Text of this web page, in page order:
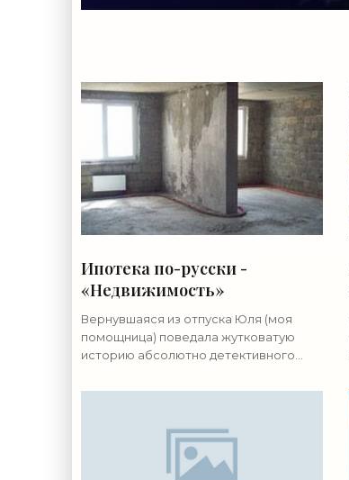
Ипотека по-русски -
«Недвижимость»
Вернувшаяся из отпуска Юля (моя
помощница) поведала жутковатую
историю абсолютно детективного
взрослой и употребить на это